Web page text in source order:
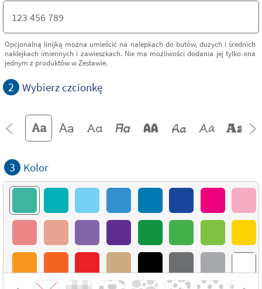
Opcjonalną linijką można umieścić na nalepkach do butów, dużych i średnich
naklejkach imiennych i zawieszkach. Nie ma możliwości dodania jej tylko ona
jednym z produktów w Zestawie.
2 Wybierz czcionkę
3 Kolor